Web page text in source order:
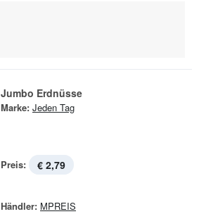
Jumbo Erdnüsse
Marke: Jeden Tag
Preis: € 2,79
Händler: MPREIS